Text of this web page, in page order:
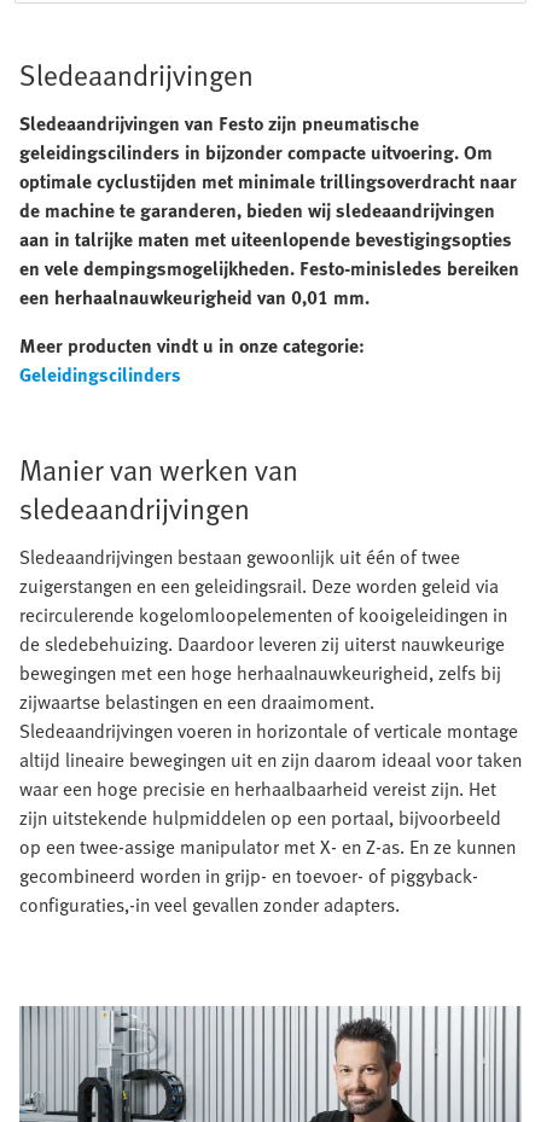
Sledeaandrijvingen
Sledeaandrijvingen van Festo zijn pneumatische
geleidingscilinders in bijzonder compacte uitvoering. Om
optimale cyclustijden met minimale trillingsoverdracht naar
de machine te garanderen, bieden wij sledeaandrijvingen
aan in talrijke maten met uiteenlopende bevestigingsopties
en vele dempingsmogelijkheden. Festo-minisledes bereiken
een herhaalnauwkeurigheid van 0,01 mm.
Meer producten vindt u in onze categorie:
Geleidingscilinders
Manier van werken van
sledeaandrijvingen
Sledeaandrijvingen bestaan gewoonlijk uit één of twee
zuigerstangen en een geleidingsrail. Deze worden geleid via
recirculerende kogelomloopelementen of kooigeleidingen in
de sledebehuizing. Daardoor leveren zij uiterst nauwkeurige
bewegingen met een hoge herhaalnauwkeurigheid, zelfs bij
zijwaartse belastingen en een draaimoment.
Sledeaandrijvingen voeren in horizontale of verticale montage
altijd lineaire bewegingen uit en zijn daarom ideaal voor taken
waar een hoge precisie en herhaalbaarheid vereist zijn. Het
zijn uitstekende hulpmiddelen op een portaal, bijvoorbeeld
op een twee-assige manipulator met X- en Z-as. En ze kunnen
gecombineerd worden in grijp- en toevoer- of piggyback-
configuraties,-in veel gevallen zonder adapters.